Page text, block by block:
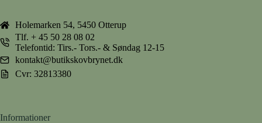
Holemarken 54, 5450 Otterup
Tlf. + 45 50 28 08 02
Telefontid: Tirs.- Tors.- & Søndag 12-15
kontakt@butikskovbrynet.dk
Cvr: 32813380
Informationer